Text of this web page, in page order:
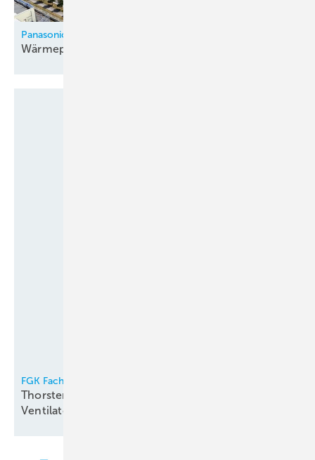
Panasonic
Wärmepumpenfabrik in Tschechien
FGK Fachverband Gebäude-Klima e.V.
Thorsten Niklas Vorsitzender der
Ventilatorentausch-Kampagne